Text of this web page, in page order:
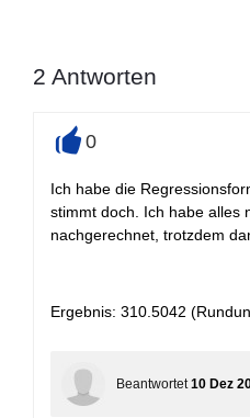
2 Antworten
0
Ich habe die
stimmt doch. Ich habe alles
nachgerechnet, trotzdem
Ergebnis: 310.5042
Beantwortet 10 Dez